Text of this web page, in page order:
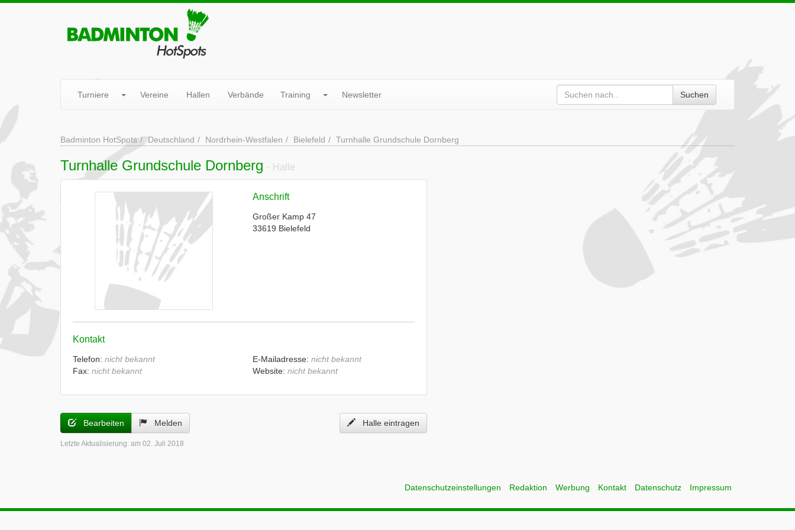
Turniere Vereine Hallen Verbände Training Newsletter Suchen
Badminton HotSpots Deutschland Nordrhein-Westfalen Bielefeld Turnhalle Grundschule Dornberg
Turnhalle Grundschule Dornberg - Halle
Anschrift
Großer Kamp 47
33619 Bielefeld
Kontakt
Telefon: nicht bekannt
Fax: nicht bekannt
E-Mailadresse: nicht bekannt
Website: nicht bekannt
Bearbeiten Melden Halle eintragen
Letzte Aktualisierung: am 02. Juli 2018
Datenschutzeinstellungen Redaktion Werbung Kontakt Datenschutz Impressum